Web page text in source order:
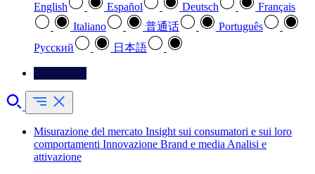
English Español Deutsch
Français
Italiano
普通话
Português
Pусский
日本語
Misurazione del mercato Insight sui consumatori e sui loro
comportamenti Innovazione Brand e media Analisi e
attivazione